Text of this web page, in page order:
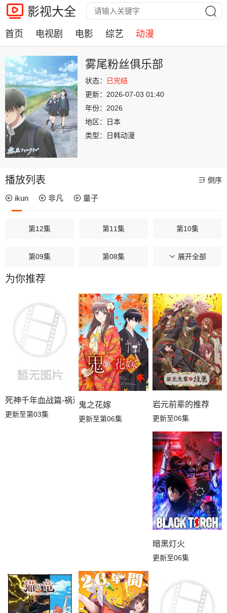
影视大全
首页 电视剧 电影 综艺 动漫
雾尾粉丝俱乐部
状态： 已完结
更新： 2026-07-03 01:40
年份： 2026
地区：
日本
类型：
日韩动漫
播放列表 倒序
ikun 非凡 量子
第12集 第11集 第10集
第09集 第08集 第07集
第06集
第02集 第01集
展开全部
为你推荐
死神千年血战篇-祸进谭-
更新至第03集
鬼之花嫁
更新至第06集
岩元前辈的推荐
更新至06集
暗黑灯火
更新至06集